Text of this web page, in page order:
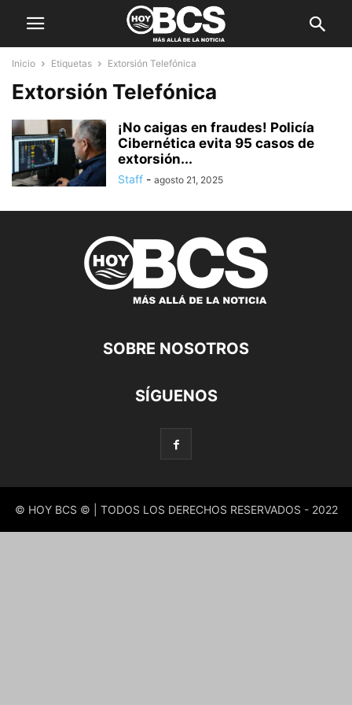
Inicio Etiquetas Extorsión Telefónica
Extorsión Telefónica
¡No caigas en fraudes! Policía
Cibernética evita 95 casos de
extorsión...
Staff - agosto 21, 2025
SOBRE NOSOTROS
SÍGUENOS
© HOY BCS © | TODOS LOS DERECHOS RESERVADOS - 2022